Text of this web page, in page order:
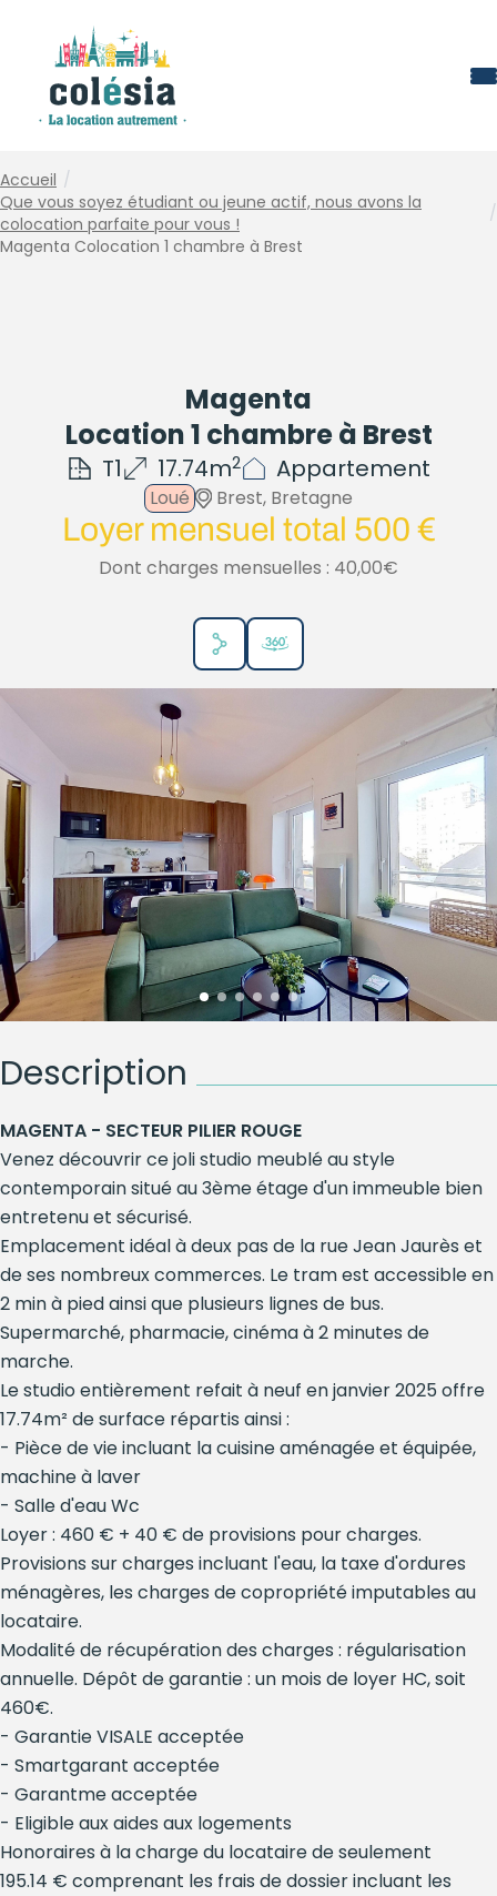
Accueil /
Que vous soyez étudiant ou jeune actif, nous avons la
colocation parfaite pour vous !
/
Magenta Colocation 1 chambre à Brest
Magenta
Location 1 chambre à Brest
T1 17.74m2 Appartement
Loué Brest, Bretagne
Loyer mensuel total 500 €
Dont charges mensuelles : 40,00€
Description
MAGENTA - SECTEUR PILIER ROUGE
Venez découvrir ce joli studio meublé au style
contemporain situé au 3ème étage d'un immeuble bien
entretenu et sécurisé.
Emplacement idéal à deux pas de la rue Jean Jaurès et
de ses nombreux commerces. Le tram est accessible en
2 min à pied ainsi que plusieurs lignes de bus.
Supermarché, pharmacie, cinéma à 2 minutes de
marche.
Le studio entièrement refait à neuf en janvier 2025 offre
17.74m² de surface répartis ainsi :
- Pièce de vie incluant la cuisine aménagée et équipée,
machine à laver
- Salle d'eau Wc
Loyer : 460 € + 40 € de provisions pour charges.
Provisions sur charges incluant l'eau, la taxe d'ordures
ménagères, les charges de copropriété imputables au
locataire.
Modalité de récupération des charges : régularisation
annuelle. Dépôt de garantie : un mois de loyer HC, soit
460€.
- Garantie VISALE acceptée
- Smartgarant acceptée
- Garantme acceptée
- Eligible aux aides aux logements
Honoraires à la charge du locataire de seulement
195.14 € comprenant les frais de dossier incluant les